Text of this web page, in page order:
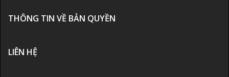
THÔNG TIN VỀ BẢN QUYỀN
LIÊN HỆ